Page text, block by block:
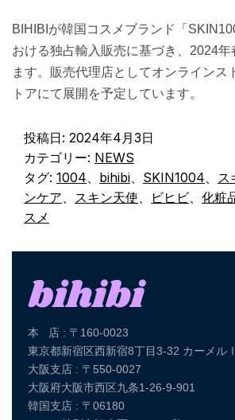
BIHIBIが韓国コスメブランド「
おける独占輸入販売に基づき、2024年
ます。販売代理店としてオンラインス
トアにて展開を予定しています。
投稿日: 2024年4月3日
カテゴリー: NEWS
タグ: 1004、 bihibi、 SKIN1004、 ス
ンケア、 スキン天使、 ビヒビ、 化粧
スメ
本 店 : 〒160-0023
東京都新宿区西新宿8丁目3-32 カーメル
大阪支店 : 〒550-0027
大阪府大阪市西区九条1-26-9-901
韓国支店 : 〒06180